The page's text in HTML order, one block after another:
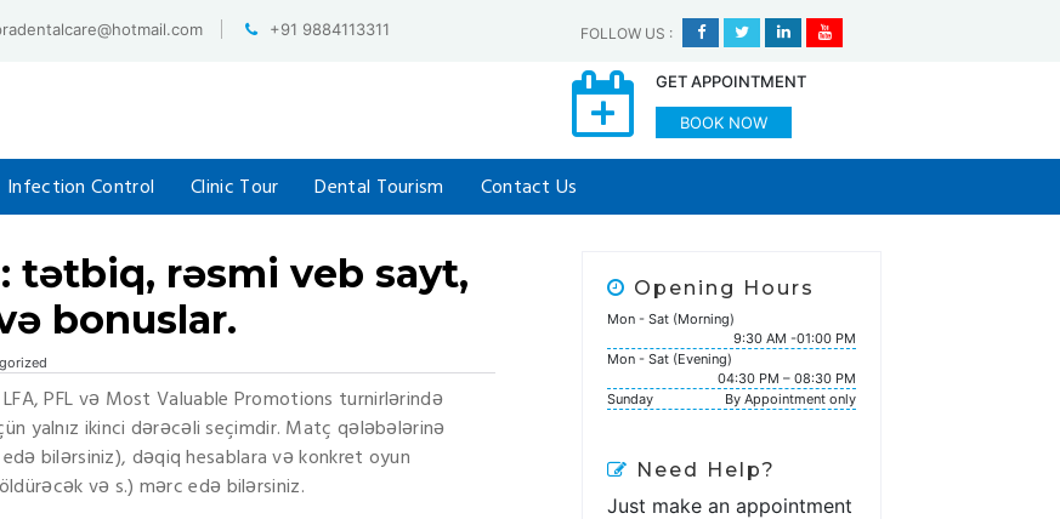
+91 9884113311 FOLLOW US :
GET APPOINTMENT
BOOK NOW
Infection Control Clinic Tour Dental Tourism Contact Us
tətbiq, rəsmi veb sayt,
bonuslar.
PFL və Most Valuable Promotions turnirlərində
yalnız ikinci dərəcəli seçimdir. Matç qələbələrinə
bilərsiniz), dəqiq hesablara və konkret oyun
və s.) mərc edə bilərsiniz.
Opening Hours
Mon - Sat (Morning)
9:30 AM -01:00 PM
Mon - Sat (Evening)
04:30 PM – 08:30 PM
Sunday
By Appointment only
Need Help?
Just make an appointment